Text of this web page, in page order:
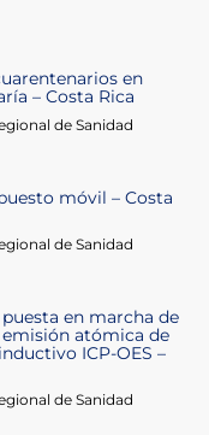
en
– Costa Rica
de Sanidad
móvil – Costa
de Sanidad
en marcha de
atómica de
ICP-OES –
de Sanidad